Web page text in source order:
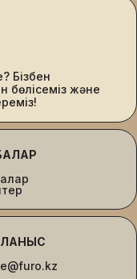
Бізбен
бөлісеміз және